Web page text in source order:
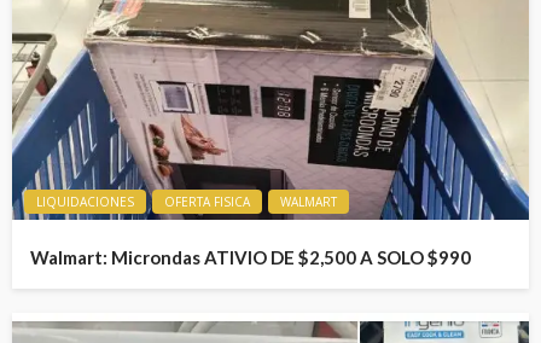
LIQUIDACIONES OFERTA FISICA WALMART
Walmart: Microndas ATIVIO DE $2,500 A SOLO $990